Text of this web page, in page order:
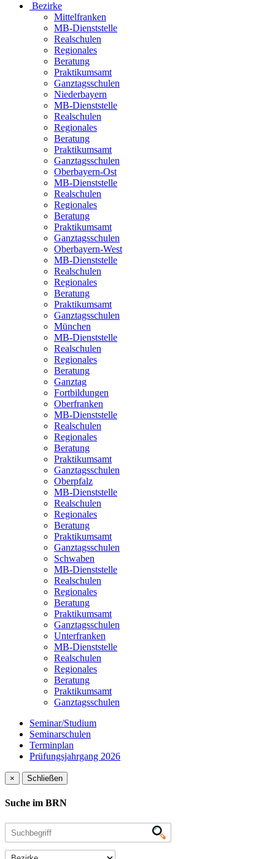
Bezirke
Mittelfranken
MB-Dienststelle
Realschulen
Regionales
Beratung
Praktikumsamt
Ganztagsschulen
Niederbayern
MB-Dienststelle
Realschulen
Regionales
Beratung
Praktikumsamt
Ganztagsschulen
Oberbayern-Ost
MB-Dienststelle
Realschulen
Regionales
Beratung
Praktikumsamt
Ganztagsschulen
Oberbayern-West
MB-Dienststelle
Realschulen
Regionales
Beratung
Praktikumsamt
Ganztagsschulen
München
MB-Dienststelle
Realschulen
Regionales
Beratung
Ganztag
Fortbildungen
Oberfranken
MB-Dienststelle
Realschulen
Regionales
Beratung
Praktikumsamt
Ganztagsschulen
Oberpfalz
MB-Dienststelle
Realschulen
Regionales
Beratung
Praktikumsamt
Ganztagsschulen
Schwaben
MB-Dienststelle
Realschulen
Regionales
Beratung
Praktikumsamt
Ganztagsschulen
Unterfranken
MB-Dienststelle
Realschulen
Regionales
Beratung
Praktikumsamt
Ganztagsschulen
Seminar/Studium
Seminarschulen
Terminplan
Prüfungsjahrgang 2026
× Schließen
Suche im BRN